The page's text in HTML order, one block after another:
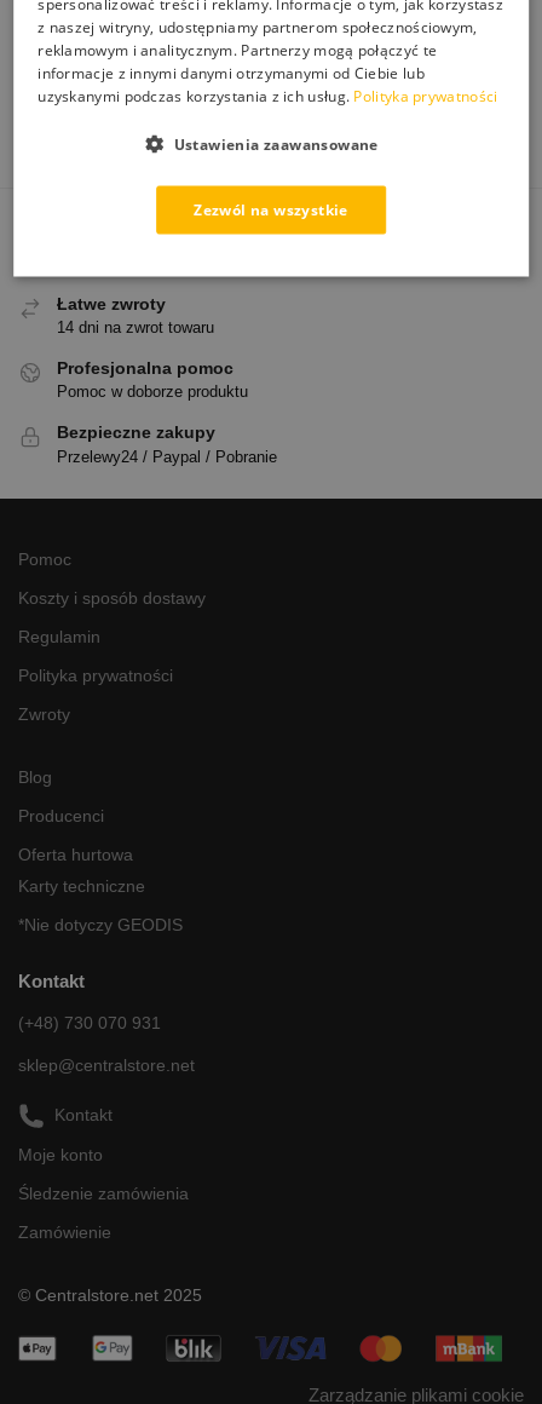
Impregnacja, ochrona paneli fotowoltaicznych przed
zabrudzenia, środki chemiczne do poprawienia wydajności
solarów.
Darmowa dostawa
Łatwe zwroty
14 dni na zwrot towaru
Profesjonalna pomoc
Pomoc w doborze produktu
Bezpieczne zakupy
Przelewy24 / Paypal / Pobranie
Pomoc
Koszty i sposób dostawy
Regulamin
Polityka prywatności
Zwroty
Blog
Producenci
Oferta hurtowa
Karty techniczne
*Nie dotyczy GEODIS
Kontakt
(+48) 730 070 931
sklep@centralstore.net
Kontakt
Moje konto
Śledzenie zamówienia
Zamówienie
© Centralstore.net 2025
Zarządzanie plikami cookie
z naszej witryny, udostępniamy partnerom społecznościowym,
reklamowym i analitycznym. Partnerzy mogą połączyć te
informacje z innymi danymi otrzymanymi od Ciebie lub
uzyskanymi podczas korzystania z ich usług. Polityka prywatności
Zezwól na wszystkie
Ustawienia zaawansowane